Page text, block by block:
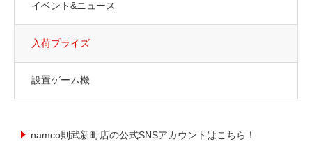
イベント&ニュース
入荷プライズ
設置ゲーム機
namco則武新町店の公式SNSアカウントはこちら！